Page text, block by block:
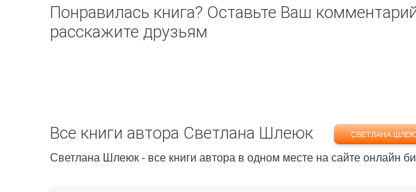
Понравилась книга? Оставьте Ваш
расскажите друзьям
Все книги автора Светлана Шлеюк СВЕТЛАНА
Светлана Шлеюк - все книги автора в одном месте на сайте онлайн